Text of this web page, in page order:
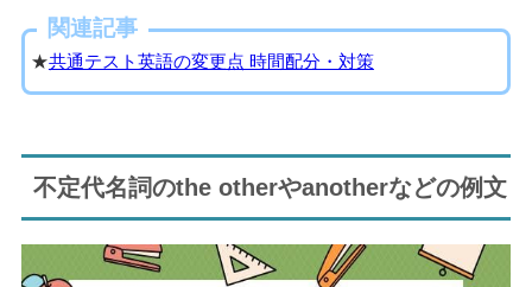
関連記事
★共通テスト英語の変更点 時間配分・対策
不定代名詞のthe otherやanotherなどの例文